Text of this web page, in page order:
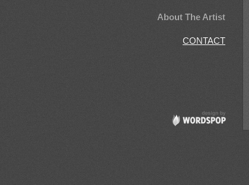
About The Artist
CONTACT